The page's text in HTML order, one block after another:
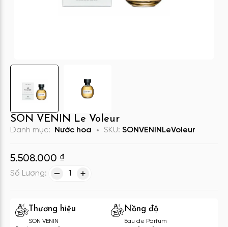
SON VENIN Le Voleur
Danh mục: Nước hoa SKU: SONVENINLeVoleur
5.508.000 ₫
Số Lượng: 1
Thương hiệu
SON VENIN
Nồng độ
Eau de Parfum